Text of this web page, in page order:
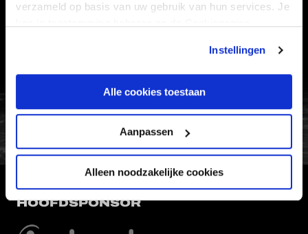
verzameld op basis van uw gebruik van hun services. Je
Instellingen
Alle cookies toestaan
Aanpassen
Alleen noodzakelijke cookies
CONTACT
FC Utrecht<br>vanuit<br>het
HOOFDSPONSOR